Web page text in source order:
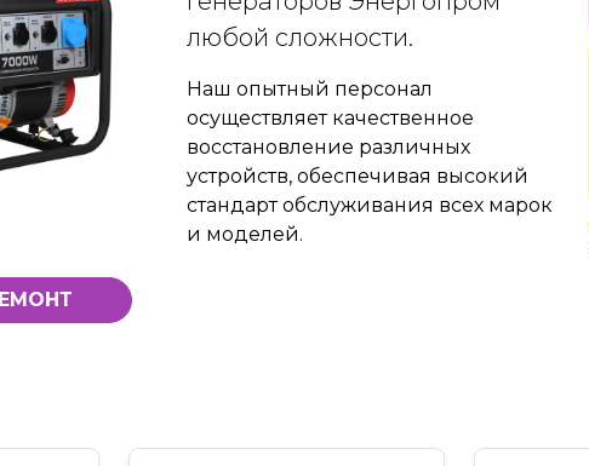
любой сложности.
Наш опытный персонал
осуществляет качественное
восстановление различных
устройств, обеспечивая высокий
стандарт обслуживания всех марок
и моделей.